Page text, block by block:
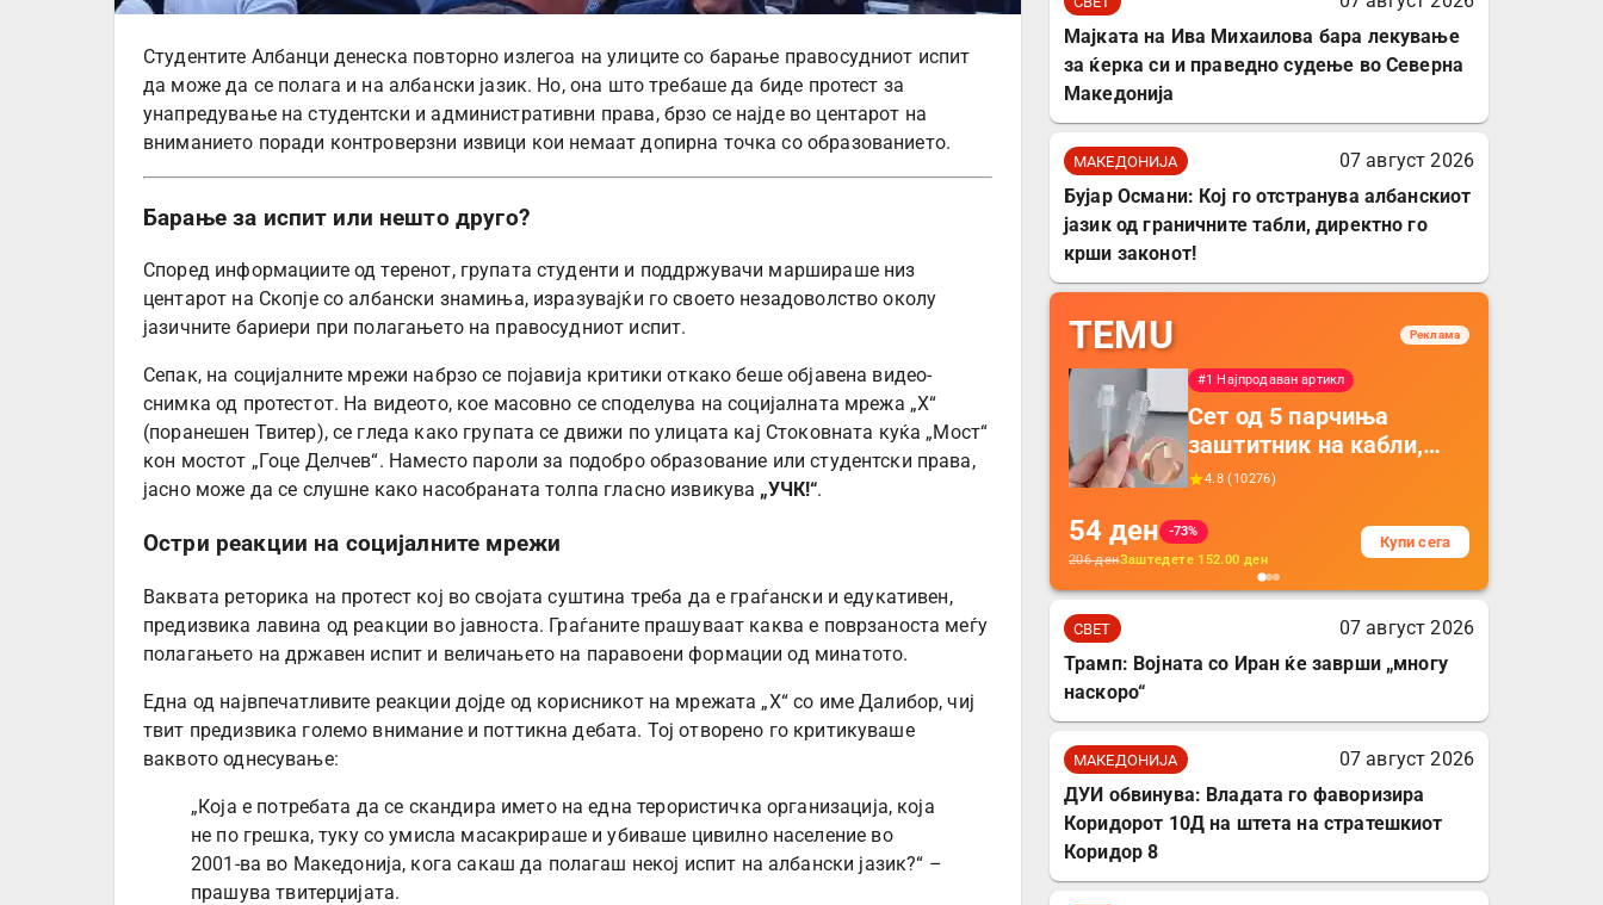
Студентите Албанци денеска повторно излегоа на улиците со барање правосудниот испит
да може да се полага и на албански јазик. Но, она што требаше да биде протест за
унапредување на студентски и административни права, брзо се најде во центарот на
вниманието поради контроверзни извици кои немаат допирна точка со образованието.
Барање за испит или нешто друго?
Според информациите од теренот, групата студенти и поддржувачи маршираше низ
центарот на Скопје со албански знамиња, изразувајќи го своето незадоволство околу
јазичните бариери при полагањето на правосудниот испит.
Сепак, на социјалните мрежи набрзо се појавија критики откако беше објавена видео-
снимка од протестот. На видеото, кое масовно се споделува на социјалната мрежа „Х“
(поранешен Твитер), се гледа како групата се движи по улицата кај Стоковната куќа „Мост“
кон мостот „Гоце Делчев“. Наместо пароли за подобро образование или студентски права,
јасно може да се слушне како насобраната толпа гласно извикува „УЧК!“.
Остри реакции на социјалните мрежи
Ваквата реторика на протест кој во својата суштина треба да е граѓански и едукативен,
предизвика лавина од реакции во јавноста. Граѓаните прашуваат каква е поврзаноста меѓу
полагањето на државен испит и величањето на паравоени формации од минатото.
Една од највпечатливите реакции дојде од корисникот на мрежата „Х“ со име Далибор, чиј
твит предизвика големо внимание и поттикна дебата. Тој отворено го критикуваше
ваквото однесување:
„Која е потребата да се скандира името на една терористичка организација, која
не по грешка, туку со умисла масакрираше и убиваше цивилно население во
2001-ва во Македонија, кога сакаш да полагаш некој испит на албански јазик?“ –
прашува твитерџијата.
Мајката на Ива Михаилова бара лекување
за ќерка си и праведно судење во Северна
Македонија
МАКЕДОНИЈА
07 август 2026
Бујар Османи: Кој го отстранува албанскиот
јазик од граничните табли, директно го
крши законот!
TEMU Реклама
#1 Најпродаван артикл
Сет од 5 парчиња
заштитник на кабли,
прекривка за заштита
додатоци за заштита на
кабли, без батерија, за
мобилни телефони,
комплет за заштита на
4.8 (10276)
54 ден
-73%
206денЗаштедете 152.00 ден
Купи сега
СВЕТ
07 август 2026
Трамп: Војната со Иран ќе заврши „многу
наскоро“
МАКЕДОНИЈА
07 август 2026
ДУИ обвинува: Владата го фаворизира
Коридорот 10Д на штета на стратешкиот
Коридор 8